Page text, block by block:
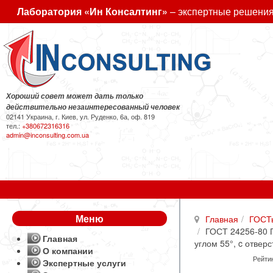
Лаборатория «Ин Консалтинг» – экспертные
Хороший совет может дать только
действительно незаинтересованный человек
02141 Украина, г. Киев, ул. Руденко, 6а, оф. 819
тел.:+380672316316
admin@inconsulting.com.ua
Главная
ГОСТ 24256-80
углом 55°, c
Меню
Главная
О компании
Экспертные услуги